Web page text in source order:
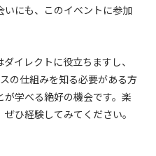
にも、このイベントに参加
イレクトに役立ちますし、
の仕組みを知る必要がある方
学べる絶好の機会です。楽
ひ経験してみてください。